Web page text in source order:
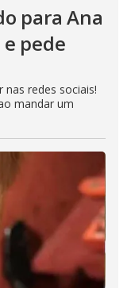
para Ana
pede
nas redes sociais!
mandar um